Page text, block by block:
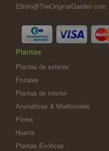
info@TheOriginalGarden.com
Plantas
Plantas de exterior
Frutales
Plantas de interior
Aromáticas & Medicinales
Flores
Huerta
Plantas Exóticas